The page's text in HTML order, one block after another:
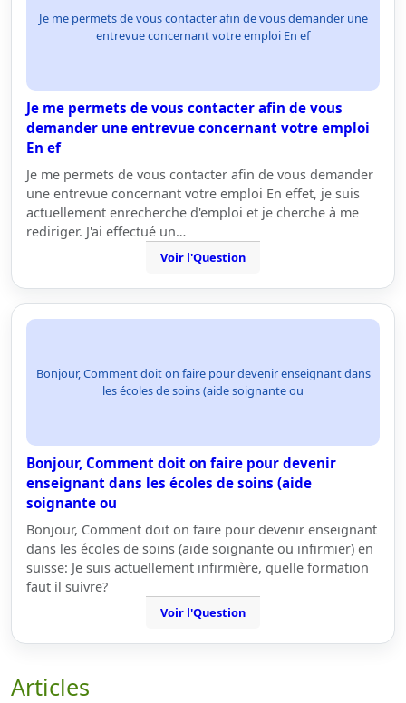
Je me permets de vous contacter afin de vous demander une
entrevue concernant votre emploi En ef
Je me permets de vous contacter afin de vous
demander une entrevue concernant votre emploi
En ef
Je me permets de vous contacter afin de vous demander
une entrevue concernant votre emploi En effet, je suis
actuellement enrecherche d'emploi et je cherche à me
rediriger. J'ai effectué un…
Voir l'Question
Bonjour, Comment doit on faire pour devenir enseignant dans
les écoles de soins (aide soignante ou
Bonjour, Comment doit on faire pour devenir
enseignant dans les écoles de soins (aide
soignante ou
Bonjour, Comment doit on faire pour devenir enseignant
dans les écoles de soins (aide soignante ou infirmier) en
suisse: Je suis actuellement infirmière, quelle formation
faut il suivre?
Voir l'Question
Articles